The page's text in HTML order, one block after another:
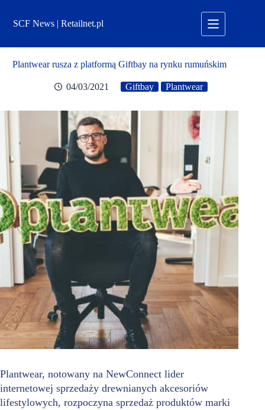
treściSCF News | Retailnet.pl
Plantwear rusza z platformą Giftbay na rynku rumuńskim
04/03/2021 Giftbay Plantwear
Plantwear, notowany na NewConnect lider
internetowej sprzedaży drewnianych akcesoriów
lifestylowych, rozpoczyna sprzedaż produktów marki